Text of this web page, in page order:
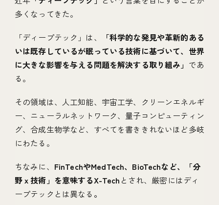
多くなってきた。
「ディープテック」は、
「科学的な発見や革新的ある
いは既存しているが眠っている技術に基づいて、世界
に大きな影響を与える問題を解決する取り組み」 であ
る。
その領域は、人工知能、宇宙工学、クリーンエネルギ
ー、ニューラルネットワーク、量子コンピューティン
グ、合成生物学など、すべてを書ききれないほど多岐
にわたる。
ちなみに、 FinTechやMedTech、BioTechなど、「分
野ｘ技術」を意味するX-Tech とされ、厳密にはディ
ープテックとは異なる 。